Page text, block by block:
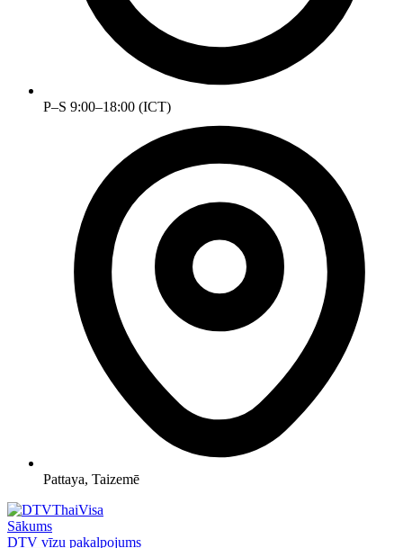
P–S 9:00–18:00 (ICT)
Pattaya, Taizemē
Sākums
DTV vīzu pakalpojums